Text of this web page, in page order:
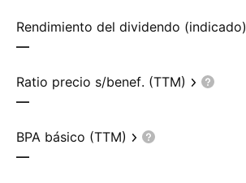
Rendimiento del dividendo (indicado)
—
Ratio precio s/benef. (TTM)
—
BPA básico (TTM)
—